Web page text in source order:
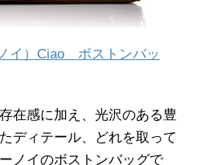
イ）Ciao ボストンバッ
在感に加え、光沢のある豊
ディテール、どれを取って
ノイのボストンバッグで